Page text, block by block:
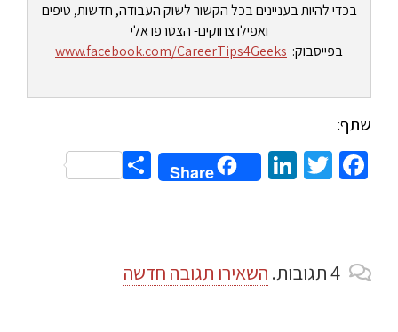
בכדי להיות בעניינים בכל הקשור לשוק העבודה, חדשות, טיפים
ואפילו צחוקים- הצטרפו אלי
בפייסבוק: www.facebook.com/CareerTips4Geeks
שתף:
Facebook
Twitter
LinkedIn
Share
Share
4תגובות. השאירו תגובה חדשה